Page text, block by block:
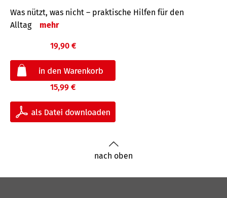
Was nützt, was nicht – praktische Hilfen für den
Alltag
mehr
19,90 €
15,99 €
nach oben